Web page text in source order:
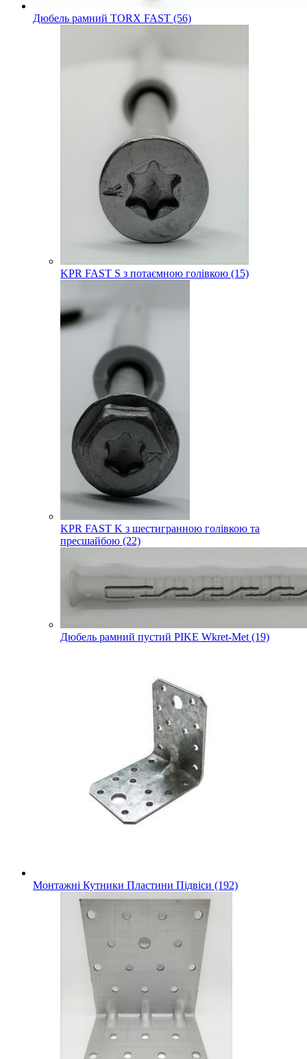
Дюбель рамний TORX FAST (56)
KPR FAST S з потаємною голівкою (15)
KPR FAST K з шестигранною голівкою та
пресшайбою (22)
Дюбель рамний пустий PIKE Wkret-Met (19)
Монтажні Кутники Пластини Підвіси (192)